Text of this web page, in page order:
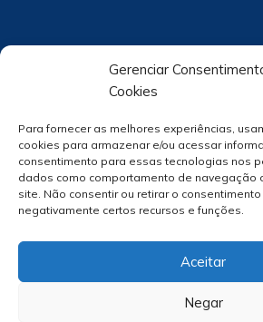
Gerenciar
Cookies
Para fornecer as melhores experiências,
cookies para armazenar e/ou acessar
consentimento para essas tecnologias nos
dados como comportamento de navegação
site. Não consentir ou retirar o
negativamente certos recursos e funções.
Aceitar
Negar